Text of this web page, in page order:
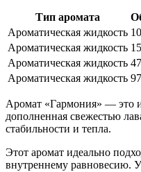
Тип аромата
Ароматическая жидкость
Ароматическая жидкость
Ароматическая жидкость
Ароматическая жидкость
Аромат «Гармония» — это
дополненная свежестью
стабильности и тепла.
Этот аромат идеально
внутреннему равновесию.